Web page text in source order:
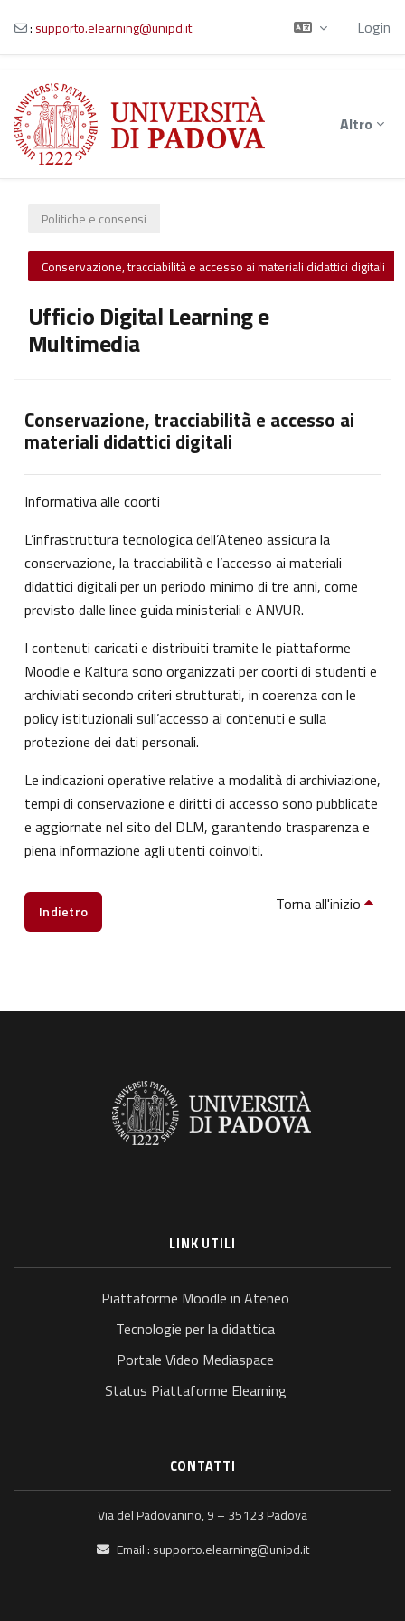
Vai al contenuto principale
: supporto.elearning@unipd.it Login
Altro
Politiche e consensi
Conservazione, tracciabilità e accesso ai materiali didattici digitali
Ufficio Digital Learning e
Multimedia
Conservazione, tracciabilità e accesso ai
materiali didattici digitali
Informativa alle coorti
L’infrastruttura tecnologica dell’Ateneo assicura la
conservazione, la tracciabilità e l’accesso ai materiali
didattici digitali per un periodo minimo di tre anni, come
previsto dalle linee guida ministeriali e ANVUR.
I contenuti caricati e distribuiti tramite le piattaforme
Moodle e Kaltura sono organizzati per coorti di studenti e
archiviati secondo criteri strutturati, in coerenza con le
policy istituzionali sull’accesso ai contenuti e sulla
protezione dei dati personali.
Le indicazioni operative relative a modalità di archiviazione,
tempi di conservazione e diritti di accesso sono pubblicate
e aggiornate nel sito del DLM, garantendo trasparenza e
piena informazione agli utenti coinvolti.
Indietro Torna all'inizio
LINK UTILI
Piattaforme Moodle in Ateneo
Tecnologie per la didattica
Portale Video Mediaspace
Status Piattaforme Elearning
CONTATTI
Via del Padovanino, 9 – 35123 Padova
Email : supporto.elearning@unipd.it